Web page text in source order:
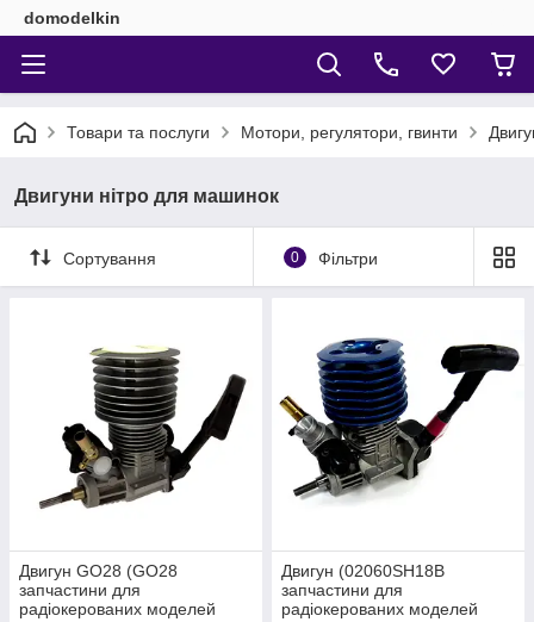
domodelkin
Товари та послуги Мотори, регулятори, гвинти
Двигуни нітро для машинок
Сортування 0 Фільтри
Двигун GO28 (GO28
запчастини для
радіокерованих моделей
Двигун (02060SH18B
запчастини для
радіокерованих моделей